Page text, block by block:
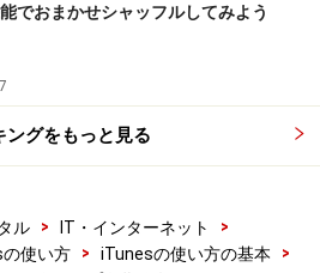
関連の商品をチェック！
でおまかせシャッフルしてみよう
ングをもっと見る
ル > IT・インターネット
>
使い方 > iTunesの使い方の基本
>